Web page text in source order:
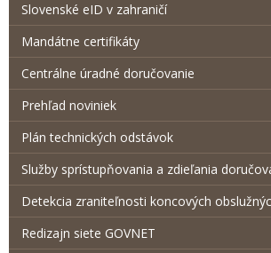
Slovenské eID v zahraničí
Mandátne certifikáty
Centrálne úradné doručovanie
Prehľad noviniek
Plán technických odstávok
Služby sprístupňovania a zdieľania
Detekcia zraniteľnosti koncových
Redizajn siete GOVNET